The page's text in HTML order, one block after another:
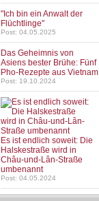
"Ich bin ein Anwalt der
Flüchtlinge"
Post: 04.05.2025
Das Geheimnis von
Asiens bester Brühe: Fünf
Pho-Rezepte aus Vietnam
Post: 19.10.2024
Es ist endlich soweit: Die
Halskestraße wird in
Châu-und-Lân-Straße
umbenannt
Post: 04.05.2024